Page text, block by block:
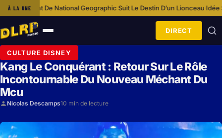
À LA UNEGeographic Suit Le Destin D’un Lionceau·Idée Shopping :
Ouvrir
le
menu
DIRECT
CULTURE DISNEY
Kang Le Conquérant : Retour Sur Le Rôle
Incontournable Du Nouveau Méchant Du
Mcu
Nicolas Descamps10 min de lecture